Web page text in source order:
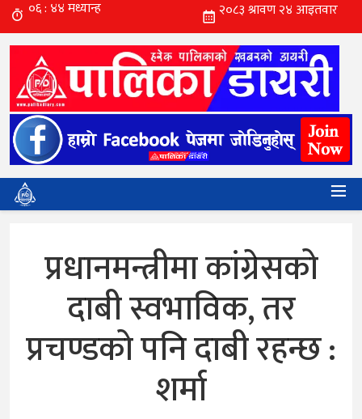
प्रधानमन्त्रीमा कांग्रेसको
दाबी स्वभाविक, तर
प्रचण्डको पनि दाबी रहन्छ :
शर्मा